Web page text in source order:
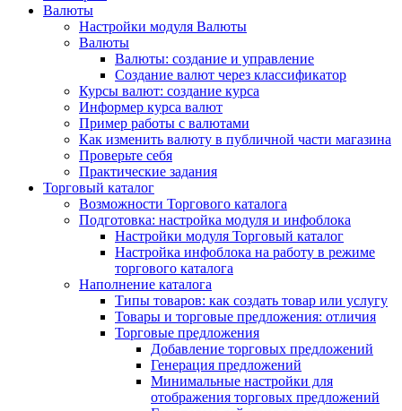
Валюты
Настройки модуля Валюты
Валюты
Валюты: создание и управление
Создание валют через классификатор
Курсы валют: создание курса
Информер курса валют
Пример работы с валютами
Как изменить валюту в публичной части магазина
Проверьте себя
Практические задания
Торговый каталог
Возможности Торгового каталога
Подготовка: настройка модуля и инфоблока
Настройки модуля Торговый каталог
Настройка инфоблока на работу в режиме
торгового каталога
Наполнение каталога
Типы товаров: как создать товар или услугу
Товары и торговые предложения: отличия
Торговые предложения
Добавление торговых предложений
Генерация предложений
Минимальные настройки для
отображения торговых предложений